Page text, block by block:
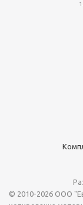
© 2010-2026 ООО